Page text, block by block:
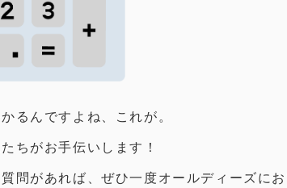
るんですよね、これが。
ちがお手伝いします！
問があれば、ぜひ一度オールディーズに